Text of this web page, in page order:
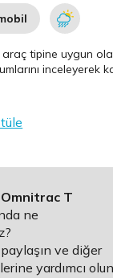
araç tipine uygun
inceleyerek
T
ne
ve diğer
yardımcı